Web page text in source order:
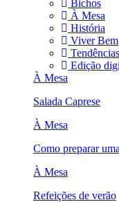
Bichos
À Mesa
História
Viver Bem
Tendências
Edição
À Mesa
Salada Caprese
À Mesa
Como preparar
À Mesa
Refeições de verão